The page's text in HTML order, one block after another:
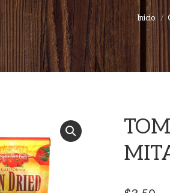
Inicio